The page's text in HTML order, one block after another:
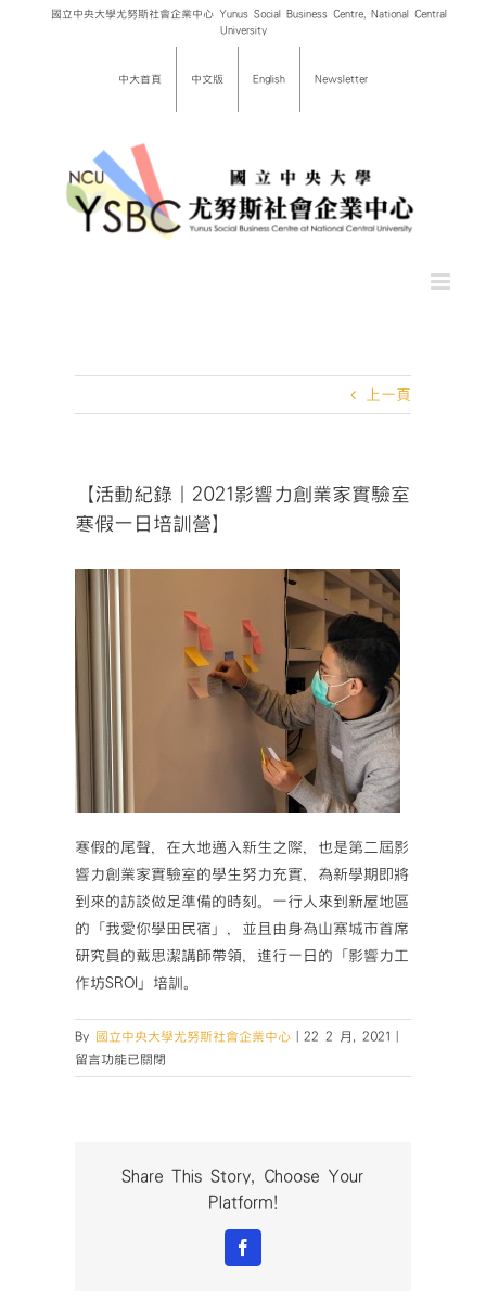
國立中央大學尤努斯社會企業中心 Yunus Social Business Centre, National Central
University
中大首頁 中文版 English Newsletter
上一頁
【活動紀錄｜2021影響力創業家實驗室
寒假一日培訓營】
寒假的尾聲，在大地邁入新生之際，也是第二屆影
響力創業家實驗室的學生努力充實，為新學期即將
到來的訪談做足準備的時刻。一行人來到新屋地區
的「我愛你學田民宿」，並且由身為山寨城市首席
研究員的戴思潔講師帶領，進行一日的「影響力工
作坊SROI」培訓。
By 國立中央大學尤努斯社會企業中心 22 2 月, 2021
動
留言功能已關閉
Share This Story, Choose Your
Platform!
Facebook